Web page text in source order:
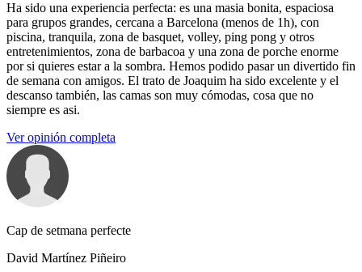
Ha sido una experiencia perfecta: es una masia bonita, espaciosa
para grupos grandes, cercana a Barcelona (menos de 1h), con
piscina, tranquila, zona de basquet, volley, ping pong y otros
entretenimientos, zona de barbacoa y una zona de porche enorme
por si quieres estar a la sombra. Hemos podido pasar un divertido fin
de semana con amigos. El trato de Joaquim ha sido excelente y el
descanso también, las camas son muy cómodas, cosa que no
siempre es asi.
Ver opinión completa
Cap de setmana perfecte
David Martínez Piñeiro